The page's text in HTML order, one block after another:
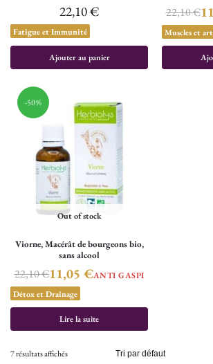
22,10€
Fatigue et Immunité
Ajouter au panier
22,10€
Muscles et
-50%
Out of stock
Viorne, Macérât de bourgeons bio,
sans alcool
22,10€11,05 €ANTI GASPI
Détox et Drainage
Lire la suite
7 résultats affichés